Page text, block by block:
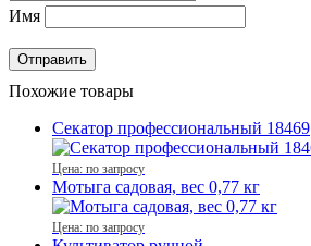
Имя
Похожие товары
Секатор профессиональный 18469
Цена: по запросу
Мотыга садовая, вес 0,77 кг
Цена: по запросу